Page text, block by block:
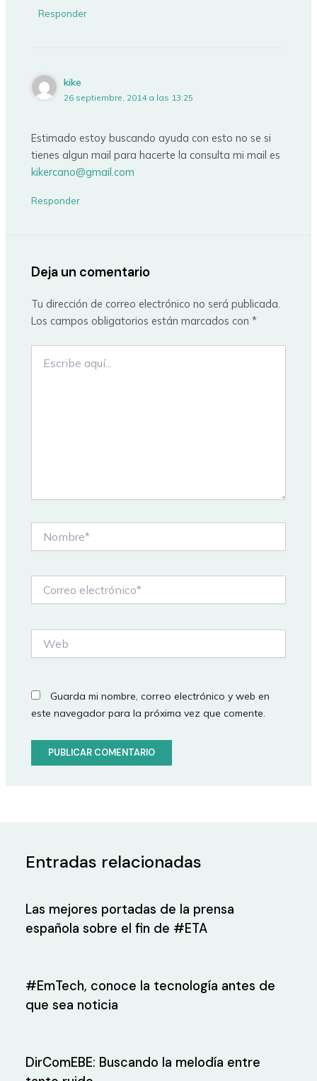
Responder
kike
26 septiembre, 2014 a las 13:25
Estimado estoy buscando ayuda con esto no se si
tienes algun mail para hacerte la consulta mi mail es
kikercano@gmail.com
Responder
Deja un comentario
Tu dirección de correo electrónico no será publicada.
Los campos obligatorios están marcados con*
aquí...
electrónico*
Guarda mi nombre, correo electrónico y web en
este navegador para la próxima vez que comente.
Entradas relacionadas
Las mejores portadas de la prensa
española sobre el fin de #ETA
#EmTech, conoce la tecnología antes de
que sea noticia
DirComEBE: Buscando la melodía entre